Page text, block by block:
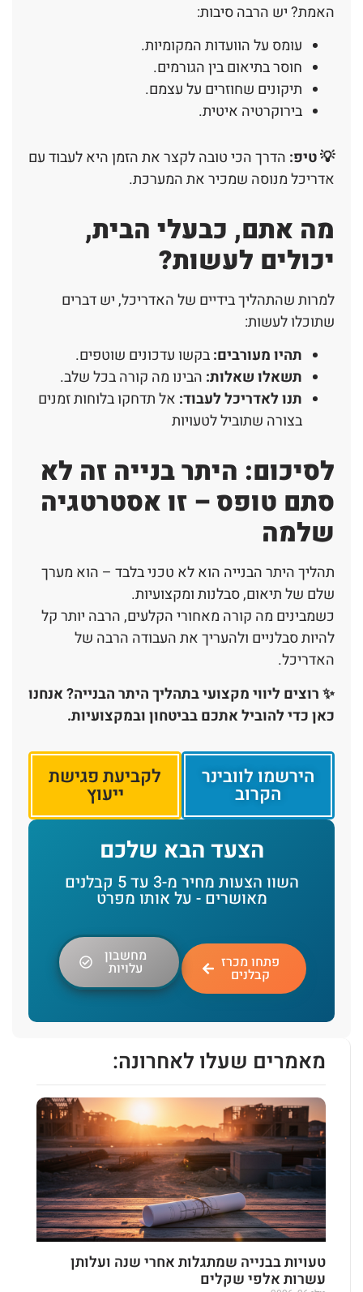
האמת? יש הרבה סיבות:
עומס על הוועדות המקומיות.
חוסר בתיאום בין הגורמים.
תיקונים שחוזרים על עצמם.
בירוקרטיה איטית.
💡 טיפ: הדרך הכי טובה לקצר את הזמן היא לעבוד עם
אדריכל מנוסה שמכיר את המערכת.
מה אתם, כבעלי הבית,
יכולים לעשות?
למרות שהתהליך בידיים של האדריכל, יש דברים
שתוכלו לעשות:
תהיו מעורבים:בקשו עדכונים שוטפים.
תשאלו שאלות: הבינו מה קורה בכל שלב.
תנו לאדריכל לעבוד: אל תדחקו בלוחות זמנים
בצורה שתוביל לטעויות
לסיכום: היתר בנייה זה לא
סתם טופס – זו אסטרטגיה
שלמה
תהליך היתר הבנייה הוא לא טכני בלבד – הוא מערך
שלם של תיאום, סבלנות ומקצועיות.
כשמבינים מה קורה מאחורי הקלעים, הרבה יותר קל
להיות סבלניים ולהעריך את העבודה הרבה של
האדריכל.
✨ רוצים ליווי מקצועי בתהליך היתר הבנייה? אנחנו
כאן כדי להוביל אתכם בביטחון ובמקצועיות.
הירשמו לוובינר
הקרוב
לקביעת פגישת
ייעוץ
הצעד הבא שלכם
השוו הצעות מחיר מ-3 עד 5 קבלנים
מאושרים - על אותו מפרט
פתחו מכרז
קבלנים
מחשבון
עלויות
מאמרים שעלו לאחרונה:
טעויות בבנייה שמתגלות אחרי שנה ועלותן
עשרות אלפי שקלים